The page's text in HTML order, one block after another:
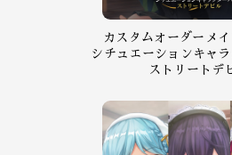
カスタムオーダーメ
シチュエーションキャ
ストリートデ